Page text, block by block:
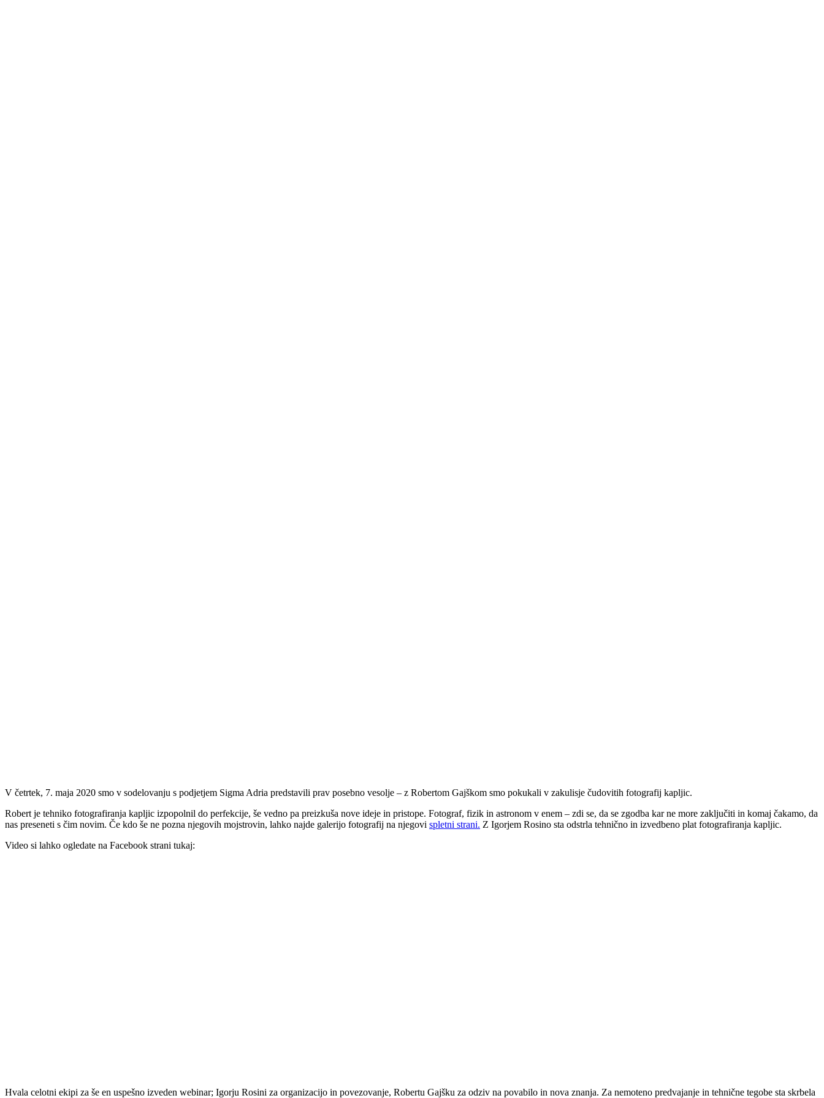
V četrtek, 7. maja 2020 smo v sodelovanju s podjetjem Sigma Adria predstavili prav posebno vesolje – z Robertom Gajškom smo pokukali v zakulisje čudovitih fotografij kapljic.
Robert je tehniko fotografiranja kapljic izpopolnil do perfekcije, še vedno pa preizkuša nove ideje in pristope. Fotograf, fizik in astronom v enem – zdi se, da se zgodba kar ne more zaključiti in komaj čakamo, da
nas preseneti s čim novim. Če kdo še ne pozna njegovih mojstrovin, lahko najde galerijo fotografij na njegovi spletni strani. Z Igorjem Rosino sta odstrla tehnično in izvedbeno plat fotografiranja kapljic.
Video si lahko ogledate na Facebook strani tukaj:
Hvala celotni ekipi za še en uspešno izveden webinar; Igorju Rosini za organizacijo in povezovanje, Robertu Gajšku za odziv na povabilo in nova znanja. Za nemoteno predvajanje in tehnične tegobe sta skrbela